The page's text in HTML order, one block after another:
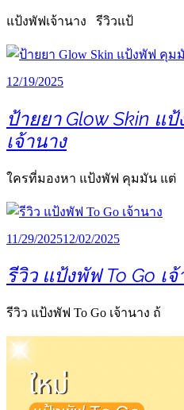
แป้งพัฟเจ้านาง รีวิวแป้
12/19/2025
ป้ายยา Glow Skin
เจ้านาง
ใครที่มองหา แป้งพัฟ คุมมัน แต่
11/29/202512/02/2025
รีวิว แป้งพัฟ To Go เ
รีวิว แป้งพัฟ To Go เจ้านาง ถ้